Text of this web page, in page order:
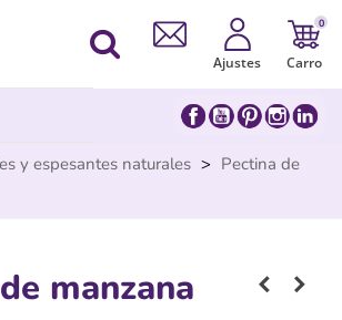
Ajustes
0
Carro
y espesantes naturales > Pectina de
manzana